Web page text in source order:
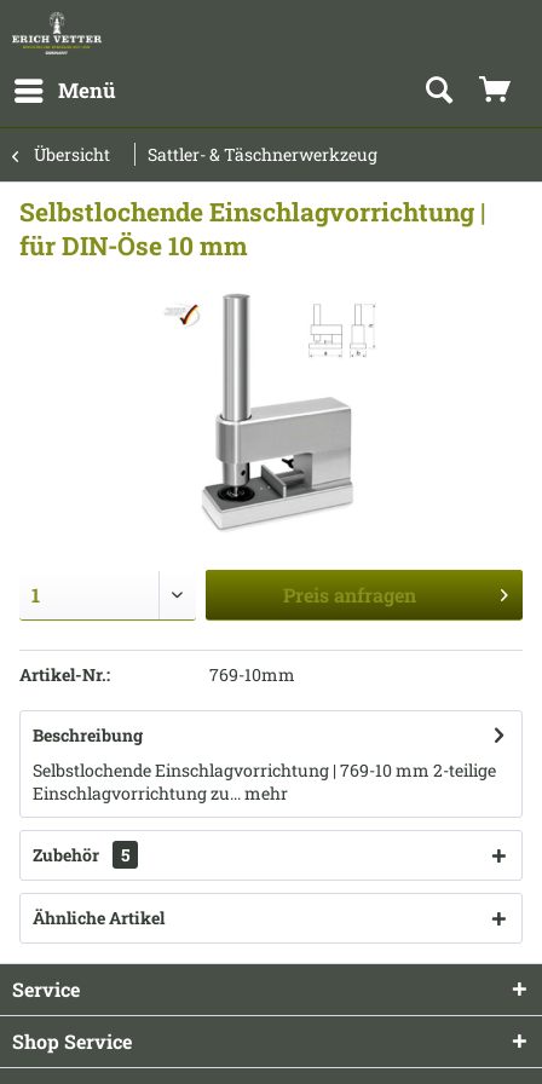
Menü
Übersicht Sattler- & Täschnerwerkzeug
Selbstlochende Einschlagvorrichtung |
für DIN-Öse 10 mm
Preis anfragen
Artikel-Nr.: 769-10mm
Beschreibung
Selbstlochende Einschlagvorrichtung | 769-10 mm 2-teilige
Einschlagvorrichtung zu...mehr
Zubehör 5
Ähnliche Artikel
Service
Shop Service